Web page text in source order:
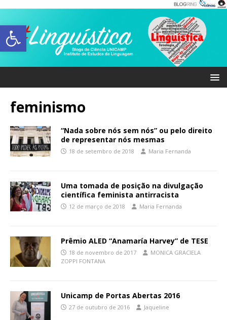
Abrir a barra de ferramentas
feminismo
“Nada sobre nós sem nós” ou pelo direito
de representar nós mesmas
18 de setembro de 2018 Maria Fernanda
Uma tomada de posição na divulgação
científica feminista antirracista
12 de março de 2018 Maria Fernanda
Prêmio ALED “Anamaría Harvey” de TESE
18 de novembro de 2017
MONICA GRACIELA
ZOPPI FONTANA
Unicamp de Portas Abertas 2016
27 de outubro de 2016 Jaqueline